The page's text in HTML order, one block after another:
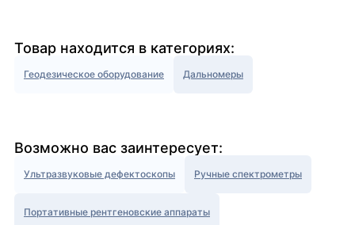
Товар находится в категориях:
Геодезическое оборудование Дальномеры
Возможно вас заинтересует:
Ультразвуковые дефектоскопы Ручные спектрометры
Портативные рентгеновские аппараты